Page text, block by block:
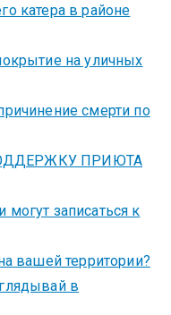
катера в районе
на уличных
смерти по
ПРИЮТА
записаться к
вашей территории?
в